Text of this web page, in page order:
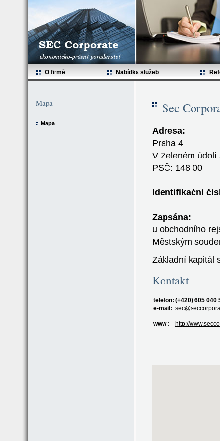
O firmě Nabídka služeb
Sec
Adresa:
Praha 4
V Zeleném údolí
PSČ: 148 00
Identifikační
Zapsána:
u obchodního
Městským
Základní kapitál
Kontakt
telefon: (+420) 605 040
e-mail:
www : http://
Mapa
Mapa